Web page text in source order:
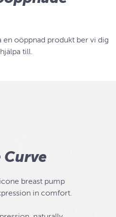
oöppnad produkt ber vi dig
till.
Curve
breast pump
in comfort.